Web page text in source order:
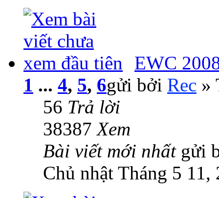
EWC
1 ... 4, 5, 6gửi bởi Rec »
56 Trả lời
38387Xem
Bài viết mới nhất gửi
Chủ nhật Tháng 5 11,